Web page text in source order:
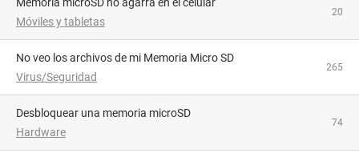
Móviles y tabletas
20
No veo los archivos de mi Memoria Micro SD
Virus/Seguridad
265
Desbloquear una memoria microSD
Hardware
74